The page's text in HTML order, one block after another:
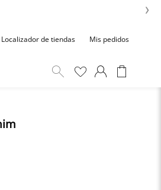
›
Localizador de tiendas Mis pedidos